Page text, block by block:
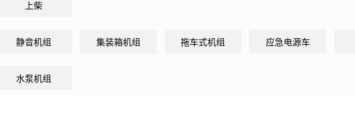
上柴
静音机组 集装箱机组 拖车式机组 应急电源车
水泵机组